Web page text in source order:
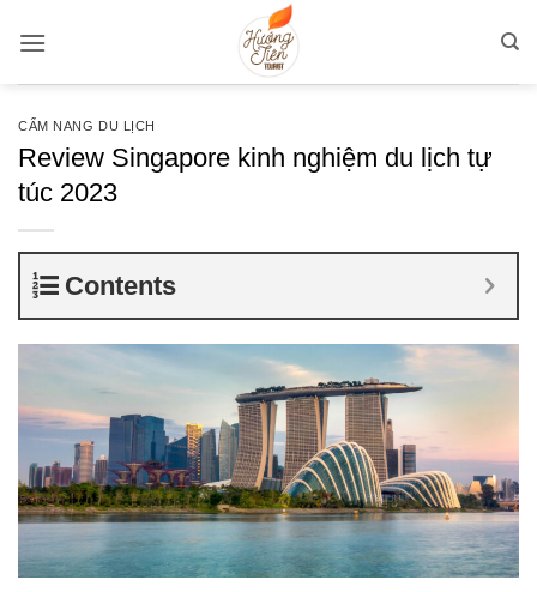
qua
CẨM NANG DU LỊCH
Review Singapore kinh nghiệm du lịch tự
túc 2023
Contents